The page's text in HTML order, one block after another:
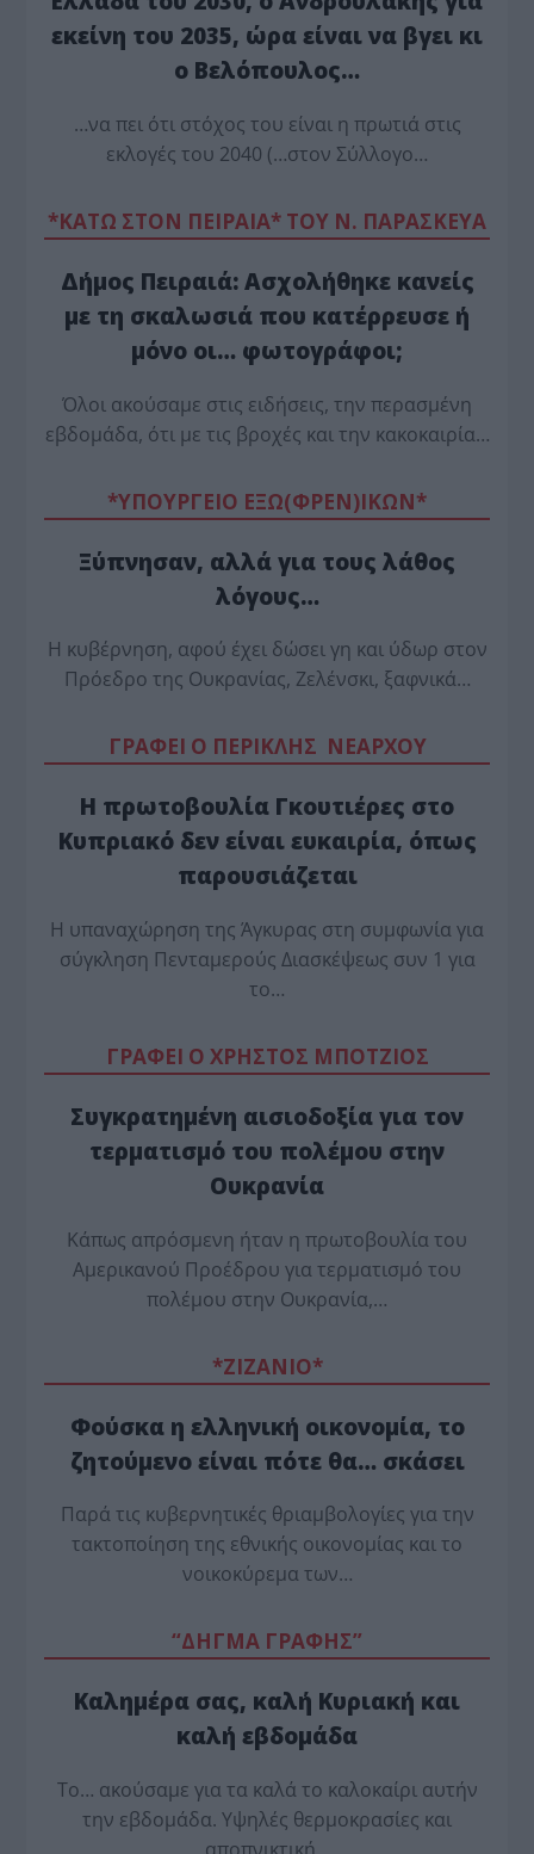
εκείνη του 2035, ώρα είναι να βγει κι
ο Βελόπουλος…
…να πει ότι στόχος του είναι η πρωτιά στις
εκλογές του 2040 (…στον Σύλλογο…
*ΚΑΤΩ ΣΤΟΝ ΠΕΙΡΑΙΑ* ΤΟΥ Ν. ΠΑΡΑΣΚΕΥΑ
Δήμος Πειραιά: Ασχολήθηκε κανείς
με τη σκαλωσιά που κατέρρευσε ή
μόνο οι… φωτογράφοι;
Όλοι ακούσαμε στις ειδήσεις, την περασμένη
εβδομάδα, ότι με τις βροχές και την κακοκαιρία…
*ΥΠΟΥΡΓΕΙΟ ΕΞΩ(ΦΡΕΝ)ΙΚΩΝ*
Ξύπνησαν, αλλά για τους λάθος
λόγους…
Η κυβέρνηση, αφού έχει δώσει γη και ύδωρ στον
Πρόεδρο της Ουκρανίας, Ζελένσκι, ξαφνικά…
ΓΡΑΦΕΙ Ο ΠΕΡΙΚΛΗΣ ΝΕΑΡΧΟΥ
Η πρωτοβουλία Γκουτιέρες στο
Κυπριακό δεν είναι ευκαιρία, όπως
παρουσιάζεται
Η υπαναχώρηση της Άγκυρας στη συμφωνία για
σύγκληση Πενταμερούς Διασκέψεως συν 1 για
το…
ΓΡΑΦΕΙ Ο ΧΡΗΣΤΟΣ ΜΠΟΤΖΙΟΣ
Συγκρατημένη αισιοδοξία για τον
τερματισμό του πολέμου στην
Ουκρανία
Κάπως απρόσμενη ήταν η πρωτοβουλία του
Αμερικανού Προέδρου για τερματισμό του
πολέμου στην Ουκρανία,…
*ZΙΖΑΝΙΟ*
Φούσκα η ελληνική οικονομία, το
ζητούμενο είναι πότε θα… σκάσει
Παρά τις κυβερνητικές θριαμβολογίες για την
τακτοποίηση της εθνικής οικονομίας και το
νοικοκύρεμα των…
“ΔΗΓΜΑ ΓΡΑΦΗΣ”
Καλημέρα σας, καλή Κυριακή και
καλή εβδομάδα
Το… ακούσαμε για τα καλά το καλοκαίρι αυτήν
την εβδομάδα. Υψηλές θερμοκρασίες και